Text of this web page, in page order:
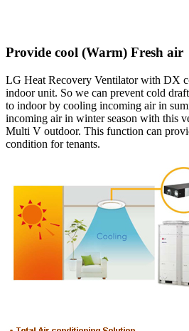
Provide cool (Warm) Fresh air
LG Heat Recovery Ventilator with DX
indoor unit. So we can prevent cold
to indoor by cooling incoming air in
incoming air in winter season with this
Multi V outdoor. This function can
condition for tenants.